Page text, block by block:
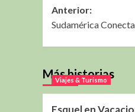
Navegación
de
entradas
Anterior:
Sudamérica Conecta
Más historias
Viajes & Turismo